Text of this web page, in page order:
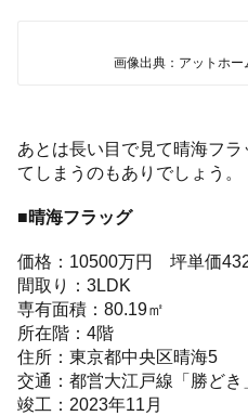
画像出典：アットホー
あとは長い目で見て晴海フ
てしまうのもありでしょう。
■晴海フラッグ
価格：10500万円 坪単価
間取り：3LDK
専有面積：80.19㎡
所在階：4階
住所：東京都中央区晴海5
交通：都営大江戸線「勝どき
竣工：2023年11月